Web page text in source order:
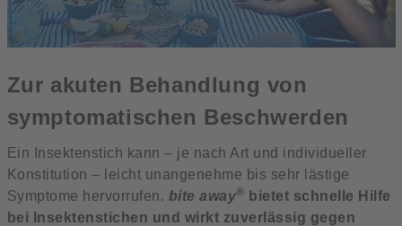
Zur akuten Behandlung von
symptomatischen Beschwerden
Ein Insektenstich kann – je nach Art und individueller
Konstitution – leicht unangenehme bis sehr lästige
Symptome hervorrufen. bite away® bietet schnelle Hilfe
bei Insektenstichen und wirkt zuverlässig gegen